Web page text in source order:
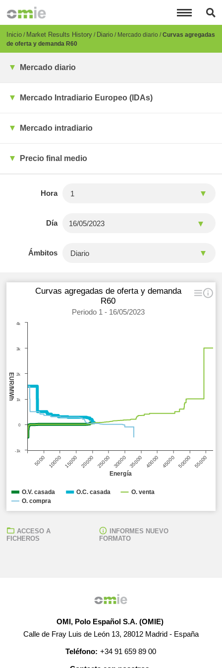
principal
Breadcrumb
Inicio Market Results History Diario Mercado diario Curvas agregadas
de oferta y demanda R60
Mercado diario
Mercado Intradiario Europeo (IDAs)
Mercado intradiario
Precio final medio
Hora
Día
Ámbitos
Energía
EUR/MWh
Curvas agregadas de oferta y demanda
R60
Periodo 1 - 16/05/2023
5000 10000 15000 20000 25000 30000 35000 40000 45000 50000 55000
-1k
0
1k
2k
3k
4k
O.V. casada O.C. casada O. venta
O. compra
ACCESO A
FICHEROS
INFORMES NUEVO
FORMATO
OMI, Polo Español S.A. (OMIE)
Calle de Fray Luis de León 13, 28012 Madrid - España
Teléfono: +34 91 659 89 00